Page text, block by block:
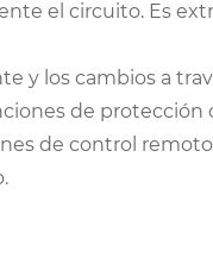
el circuito. Es
y los cambios a
de protección
de control